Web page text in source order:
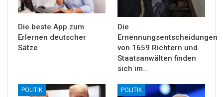
Die beste App zum
Erlernen deutscher
Sätze
Die
Ernennungsentscheidungen
von 1659 Richtern und
Staatsanwälten finden
sich im…
POLITIK POLITIK